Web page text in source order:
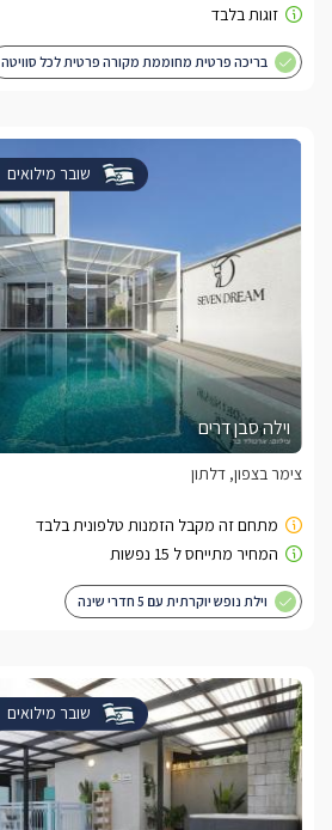
בריכה פרטית מחוממת מקורה פרטית לכל סוויטה
שובר מילואים
וילה סבן דרים
צימר בצפון, דלתון
וילת נופש יוקרתית עם 5 חדרי שינה
שובר מילואים